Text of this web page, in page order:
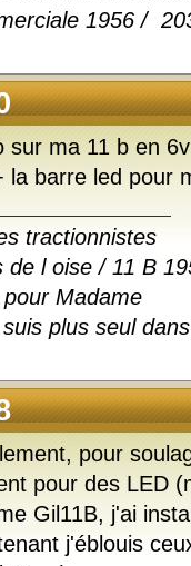
1956 /
sur ma 11 b en
la barre led pour
tractionnistes
de l oise / 11 B
Madame
plus seul
pour
pour des LED
Gil11B, j'ai
j'éblouis